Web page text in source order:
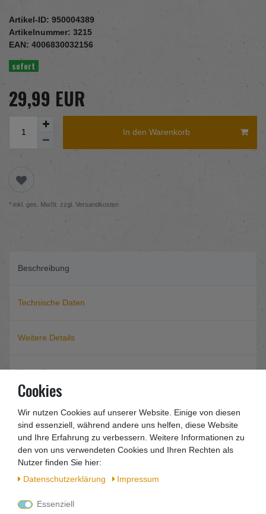
Artikel-ID: 950004389
Artikelnummer: 3215
EAN: 4006830032156
sofort
29,99 EUR
In den Warenkorb
* inkl. ges. MwSt. zzgl. Versandkosten
Beschreibung
Technische Daten
Weitere Details
Hersteller
Präzisa Hartmetall Kreissägeblatt Type W
250mm 3,2mm 2,2m 20mm 24W
Sie erhalten eine Rechnung mit ausgewiesener MwSt.
Cookies
Wir nutzen Cookies auf unserer Website. Einige von diesen
sind essenziell, während andere uns helfen, diese Website
und Ihre Erfahrung zu verbessern. Weitere Informationen zu
den von uns verwendeten Cookies und Ihren Rechten als
Nutzer finden Sie hier:
Daten­schutz­erklärung
Impressum
Essenziell